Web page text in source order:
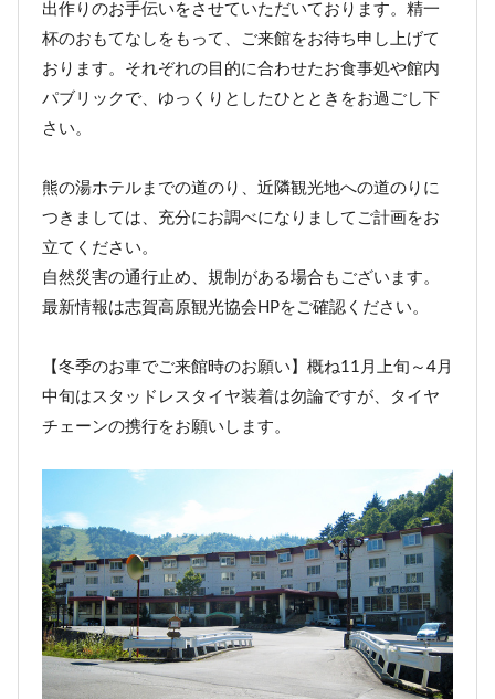
出作りのお手伝いをさせていただいております。精一
杯のおもてなしをもって、ご来館をお待ち申し上げて
おります。それぞれの目的に合わせたお食事処や館内
パブリックで、ゆっくりとしたひとときをお過ごし下
さい。
熊の湯ホテルまでの道のり、近隣観光地への道のりに
つきましては、充分にお調べになりましてご計画をお
立てください。
自然災害の通行止め、規制がある場合もございます。
最新情報は志賀高原観光協会HPをご確認ください。
【冬季のお車でご来館時のお願い】概ね11月上旬～4月
中旬はスタッドレスタイヤ装着は勿論ですが、タイヤ
チェーンの携行をお願いします。